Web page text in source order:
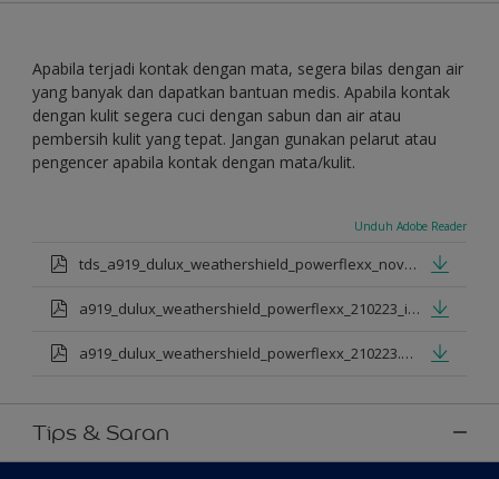
Apabila terjadi kontak dengan mata, segera bilas dengan air
yang banyak dan dapatkan bantuan medis. Apabila kontak
dengan kulit segera cuci dengan sabun dan air atau
pembersih kulit yang tepat. Jangan gunakan pelarut atau
pengencer apabila kontak dengan mata/kulit.
Unduh Adobe Reader
tds_a919_dulux_weathershield_powerflexx_nov_2022_id.pdf
a919_dulux_weathershield_powerflexx_210223_id.pdf
a919_dulux_weathershield_powerflexx_210223.pdf
Tips & Saran